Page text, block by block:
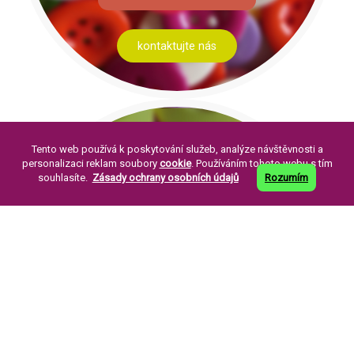
kontaktujte nás
Tento web používá k poskytování služeb, analýze návštěvnosti a
personalizaci reklam soubory cookie. Používáním tohoto webu s tím
souhlasíte. Zásady ochrany osobních údajů Rozumím